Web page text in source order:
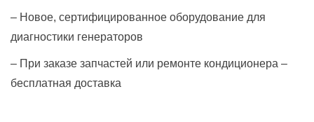
– Новое, сертифицированное оборудование для
диагностики генераторов
– При заказе запчастей или ремонте кондиционера –
бесплатная доставка